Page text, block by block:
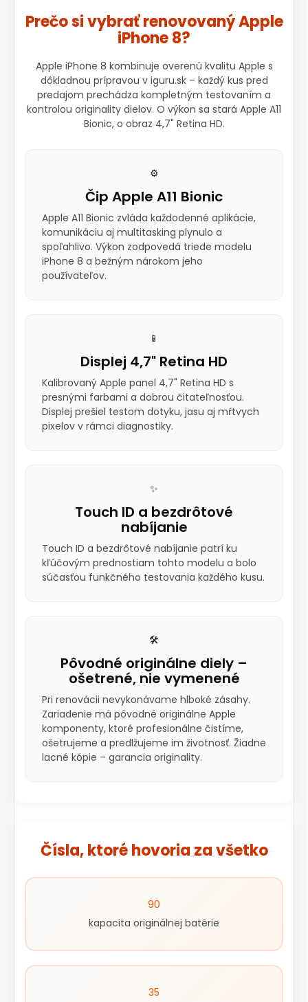
Prečo si vybrať renovovaný Apple
iPhone 8?
Apple iPhone 8 kombinuje overenú kvalitu Apple s
dôkladnou prípravou v iguru.sk – každý kus pred
predajom prechádza kompletným testovaním a
kontrolou originality dielov. O výkon sa stará Apple A11
Bionic, o obraz 4,7" Retina HD.
⚙️
Čip Apple A11 Bionic
Apple A11 Bionic zvláda každodenné aplikácie,
komunikáciu aj multitasking plynulo a
spoľahlivo. Výkon zodpovedá triede modelu
iPhone 8 a bežným nárokom jeho
používateľov.
📱
Displej 4,7" Retina HD
Kalibrovaný Apple panel 4,7" Retina HD s
presnými farbami a dobrou čitateľnosťou.
Displej prešiel testom dotyku, jasu aj mŕtvych
pixelov v rámci diagnostiky.
✨
Touch ID a bezdrôtové
nabíjanie
Touch ID a bezdrôtové nabíjanie patrí ku
kľúčovým prednostiam tohto modelu a bolo
súčasťou funkčného testovania každého kusu.
🛠️
Pôvodné originálne diely –
ošetrené, nie vymenené
Pri renovácii nevykonávame hlboké zásahy.
Zariadenie má pôvodné originálne Apple
komponenty, ktoré profesionálne čistíme,
ošetrujeme a predlžujeme im životnosť. Žiadne
lacné kópie – garancia originality.
Čísla, ktoré hovoria za všetko
90
kapacita originálnej batérie
35